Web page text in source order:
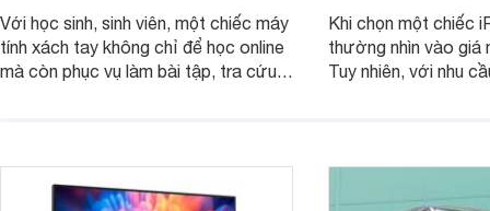
Với học sinh, sinh viên, một chiếc máy
tính xách tay không chỉ để học online
mà còn phục vụ làm bài tập, tra cứu,
thay vì chỉ so sánh cấu hình trên giấy.
Khi chọn một chiếc
thường nhìn vào
Tuy nhiên, với nhu
không, dùng được